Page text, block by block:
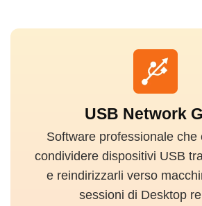
USB Network
Software professionale che
condividere dispositivi USB
e reindirizzarli verso
sessioni di Desktop